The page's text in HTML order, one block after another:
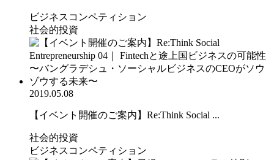
ビジネスコンペティション
社会的投資
2019.05.08
【イベント開催のご案内】Re:Think Social ...
社会的投資
ビジネスコンペティション